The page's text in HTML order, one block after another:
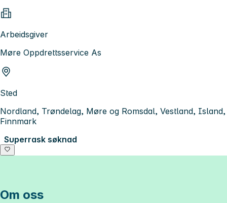
Arbeidsgiver
Møre Oppdrettsservice As
Sted
Nordland, Trøndelag, Møre og Romsdal, Vestland, Island,
Finnmark
Superrask søknad
Om oss